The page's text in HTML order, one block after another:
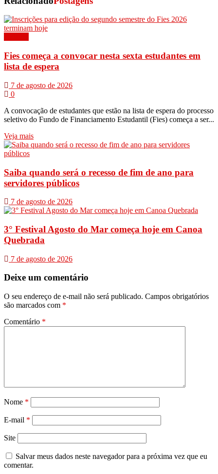
Fies começa a convocar nesta sexta estudantes em
lista de espera
7 de agosto de 2026
0
A convocação de estudantes que estão na lista de espera do processo
seletivo do Fundo de Financiamento Estudantil (Fies) começa a ser...
Veja mais
Saiba quando será o recesso de fim de ano para
servidores públicos
7 de agosto de 2026
3° Festival Agosto do Mar começa hoje em Canoa
Quebrada
7 de agosto de 2026
Deixe um comentário
O seu endereço de e-mail não será publicado. Campos obrigatórios
são marcados com *
Comentário *
Nome *
E-mail *
Site
Salvar meus dados neste navegador para a próxima vez que eu
comentar.